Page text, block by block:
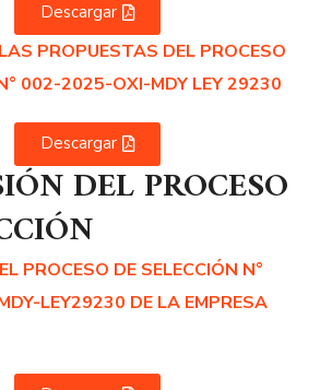
Descargar
PROPUESTAS DEL PROCESO
002-2025-OXI-MDY LEY 29230
Descargar
DEL PROCESO
PROCESO DE SELECCIÓN N°
LEY29230 DE LA EMPRESA